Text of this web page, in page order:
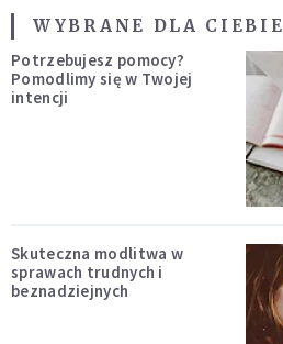
WYBRANE DLA CIEBIE
Potrzebujesz pomocy?
Pomodlimy się w Twojej
intencji
Skuteczna modlitwa w
sprawach trudnych i
beznadziejnych